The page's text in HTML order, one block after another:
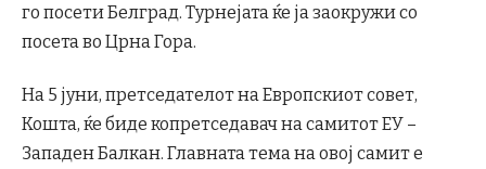
го посети Белград. Турнејата ќе ја заокружи со
посета во Црна Гора.
На 5 јуни, претседателот на Европскиот совет,
Кошта, ќе биде копретседавач на самитот ЕУ –
Западен Балкан. Главната тема на овој самит е